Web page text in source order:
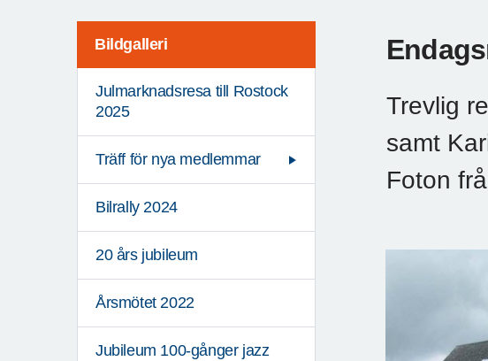
Bildgalleri
Julmarknadsresa till Rostock
2025
Träff för nya medlemmar
Bilrally 2024
20 års jubileum
Årsmötet 2022
Jubileum 100-gånger jazz
Trevlig
samt
Foton